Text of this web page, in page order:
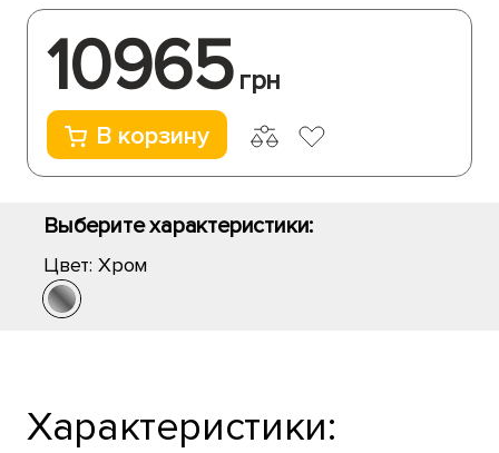
10965 грн
В корзину
Выберите характеристики:
Цвет: Хром
Характеристики: